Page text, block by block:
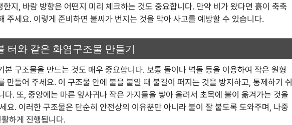
한지, 바람 방향은 어떤지 미리 체크하는 것도 중요합니다. 만약 비가 왔다면 흙이 축축
주세요. 이렇게 준비하면 불씨가 번지는 것을 막아 사고를 예방할 수 있습니다.
터와 같은 화염구조물 만들기
본 구조물을 만드는 것도 매우 중요합니다. 보통 돌이나 벽돌 등을 이용하여 작은 원형
만들어 주세요. 이 구조물 안에 불을 붙일 때 불길이 퍼지는 것을 방지하고, 통제하기 쉬
다. 또, 중앙에는 마른 잎사귀나 작은 가지들을 쌓아 올려서 초목에 불이 옮겨가는 것을
요. 이러한 구조물은 단순히 안전상의 이유뿐만 아니라 불이 잘 붙도록 도와주며, 나중
하게 진행됩니다.